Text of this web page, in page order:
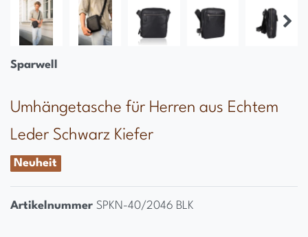
Sparwell
Umhängetasche für Herren aus Echtem
Leder Schwarz Kiefer
Neuheit
Artikelnummer SPKN-40/2046 BLK